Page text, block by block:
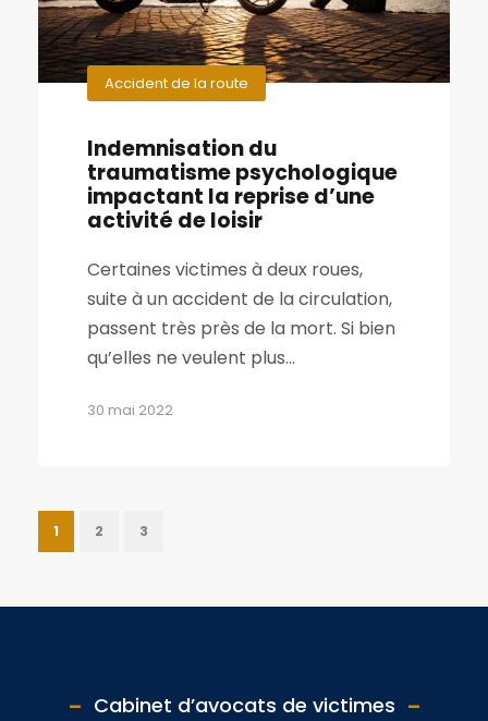
Accident de la route
Indemnisation du
traumatisme psychologique
impactant la reprise d’une
activité de loisir
Certaines victimes à deux roues,
suite à un accident de la circulation,
passent très près de la mort. Si bien
qu’elles ne veulent plus...
30 mai 2022
1 2 3
Cabinet d’avocats de victimes